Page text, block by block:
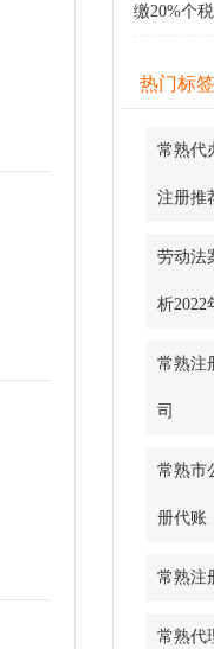
缴20%个
热门标签
常熟代
注册推
劳动法
析2022
常熟注
司
常熟市
册代账
常熟注
常熟代